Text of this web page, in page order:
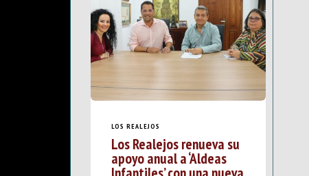
LOS REALEJOS
Los Realejos renueva su
apoyo anual a ‘Aldeas